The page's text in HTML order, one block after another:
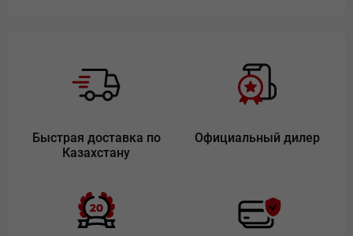
Быстрая доставка по
Казахстану
Официальный дилер